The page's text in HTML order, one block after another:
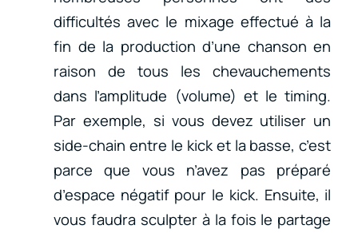
difficultés avec le mixage effectué à la
fin de la production d’une chanson en
raison de tous les chevauchements
dans l’amplitude (volume) et le timing.
Par exemple, si vous devez utiliser un
side-chain entre le kick et la basse, c’est
parce que vous n’avez pas préparé
d’espace négatif pour le kick. Ensuite, il
vous faudra sculpter à la fois le partage